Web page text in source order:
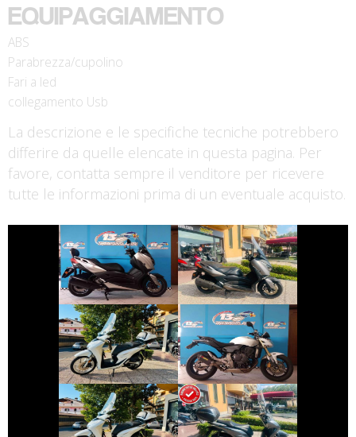
EQUIPAGGIAMENTO
ABS
Parabrezza/cupolino
Fari a led
collegamento Usb
La descrizione e le specifiche tecniche potrebbero
differire da quelle elencate in questa pagina. Per
favore, contatta sempre il venditore per ricevere
tutte le informazioni prima di un eventuale acquisto.
YAMAHA XMAX YAMAHA XMAX
HONDA SH
€ 3.190 €
HONDA HORNET
€ 3.490 €
HONDA SH
€ 2.890 €
HONDA SH
€ 3.150 €